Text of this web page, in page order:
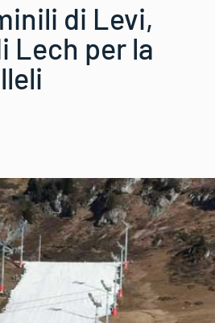
di Levi,
Lech per la